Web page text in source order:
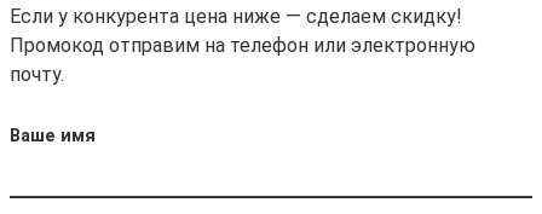
Если у конкурента цена ниже — сделаем скидку!
Промокод отправим на телефон или электронную
почту.
Ваше имя